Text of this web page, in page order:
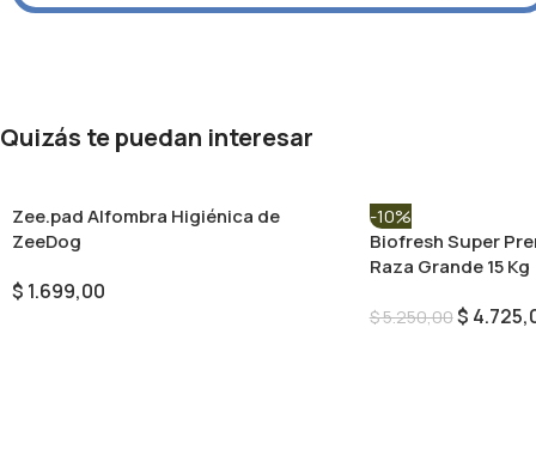
Quizás te puedan interesar
Zee.pad Alfombra Higiénica de
ZeeDog
$ 1.699,00
-10%
Biofresh Super
Raza Grande 15 Kg
$5.250,00$